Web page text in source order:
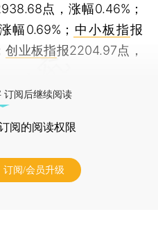
点，涨幅0.46%；
幅0.69%； 中小板指报
创业板指报2204.97点，
订阅后继续阅读
阅的阅读权限
订阅/会员升级